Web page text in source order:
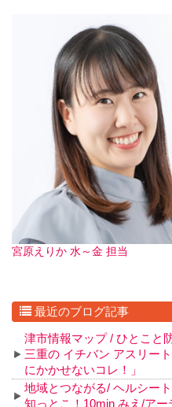
宮原えりか 水～金 担当
最近のブログ記事
津市情報マップ / ひとこと
三重の イチバン アスリー
にかかせないコレ！」
地域とつながる/ ヘルシー
知っとこ！10min みえ/アー